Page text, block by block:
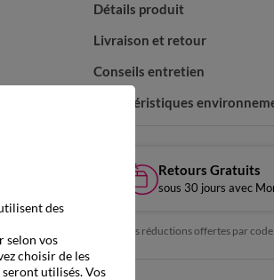
Détails produit
Livraison et retour
Conseils entretien
Caractéristiques
Retours Gratuits
sous 30 jours avec
*exclu des réductions offertes par
des
selon vos
choisir de les
seront utilisés. Vos